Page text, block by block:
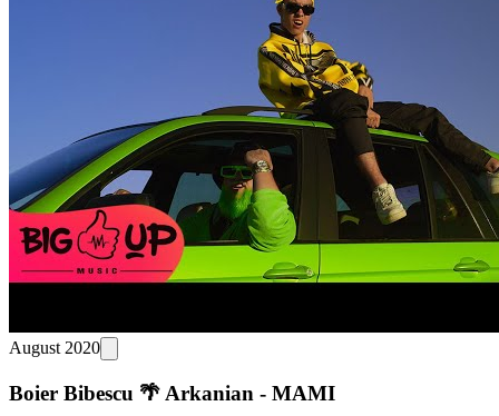
August 2020
Boier Bibescu 🌴 Arkanian - MAMI